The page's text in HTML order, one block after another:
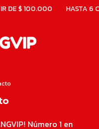
DE $ 100.000 HASTA 6
Número 1 en